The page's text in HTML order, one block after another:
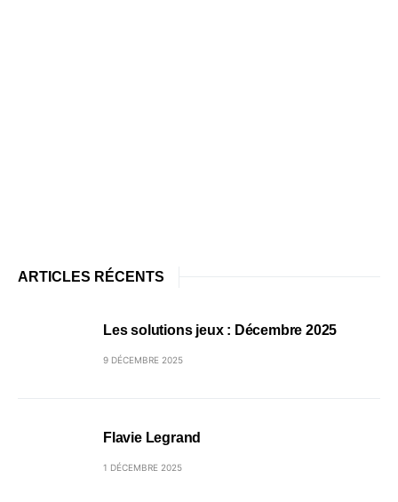
ARTICLES RÉCENTS
Les solutions jeux : Décembre 2025
9 DÉCEMBRE 2025
Flavie Legrand
1 DÉCEMBRE 2025